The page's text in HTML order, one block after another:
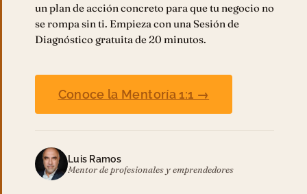
un plan de acción concreto para que tu negocio no
se rompa sin ti. Empieza con una Sesión de
Diagnóstico gratuita de 20 minutos.
Conoce la Mentoría 1:1 →
Luis Ramos
Mentor de profesionales y emprendedores